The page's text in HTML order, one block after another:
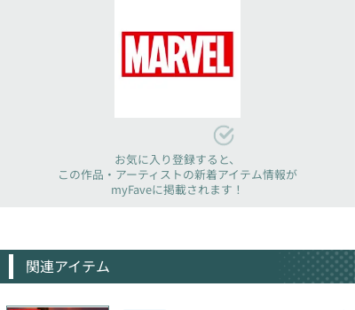
お気に入り登録すると、
この作品・アーティストの新着アイテム情報が
myFaveに掲載されます！
関連アイテム